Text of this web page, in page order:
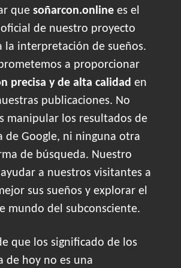
que soñarcon.online es el
de nuestro proyecto
la interpretación de sueños.
a proporcionar
precisa y de alta calidad en
publicaciones. No
manipular los resultados de
de Google, ni ninguna otra
de búsqueda. Nuestro
a nuestros visitantes a
sus sueños y explorar el
mundo del subconsciente.
que los significado de los
de hoy no es una